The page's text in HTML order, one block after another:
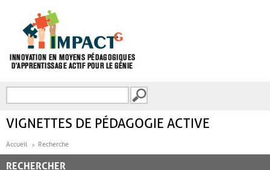
FORMULAIRE DE
VIGNETTES DE PÉDAGOGIE ACTIVE
Accueil Recherche
RECHERCHER